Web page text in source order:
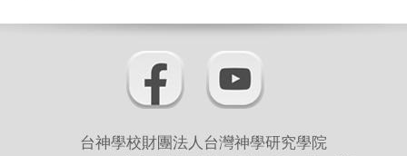
台神學校財團法人台灣神學研究學院